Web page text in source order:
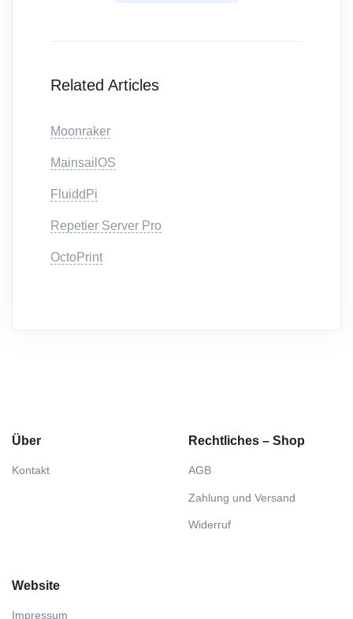
Related Articles
Moonraker
MainsailOS
FluiddPi
Repetier Server Pro
OctoPrint
Über
Kontakt
Rechtliches – Shop
AGB
Zahlung und Versand
Widerruf
Website
Impressum